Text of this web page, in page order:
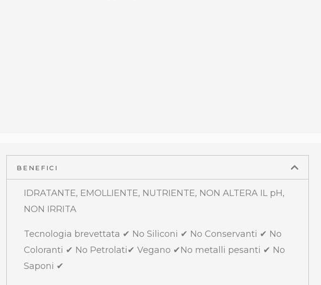
BENEFICI
IDRATANTE, EMOLLIENTE, NUTRIENTE, NON ALTERA IL pH,
NON IRRITA
Tecnologia brevettata ✔ No Siliconi ✔ No Conservanti ✔ No
Coloranti ✔ No Petrolati✔ Vegano ✔No metalli pesanti ✔ No
Saponi ✔